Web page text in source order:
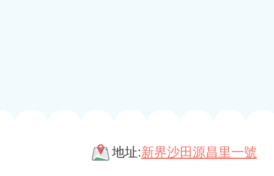
地址:新界沙田源昌里一號